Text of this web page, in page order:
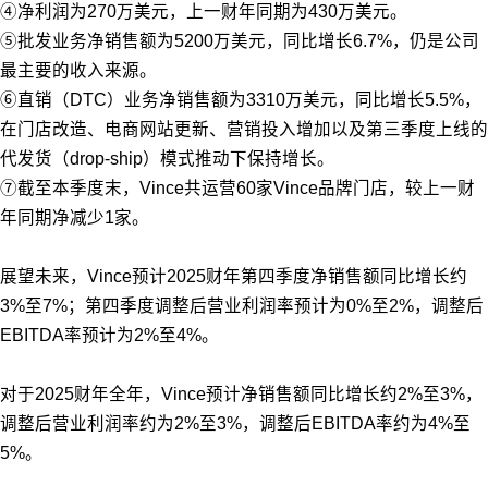
④净利润为270万美元，上一财年同期为430万美元。
⑤批发业务净销售额为5200万美元，同比增长6.7%，仍是公司
最主要的收入来源。
⑥直销（DTC）业务净销售额为3310万美元，同比增长5.5%，
在门店改造、电商网站更新、营销投入增加以及第三季度上线的
代发货（drop-ship）模式推动下保持增长。
⑦截至本季度末，Vince共运营60家Vince品牌门店，较上一财
年同期净减少1家。
展望未来，Vince预计2025财年第四季度净销售额同比增长约
3%至7%；第四季度调整后营业利润率预计为0%至2%，调整后
EBITDA率预计为2%至4%。
对于2025财年全年，Vince预计净销售额同比增长约2%至3%，
调整后营业利润率约为2%至3%，调整后EBITDA率约为4%至
5%。